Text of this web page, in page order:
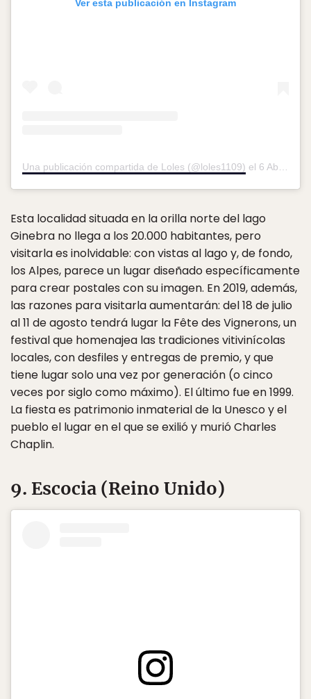
Ver esta publicación en Instagram
Una publicación compartida de Loles (@loles1109) el 6 Abr, 2018 a las 12:08 PDT
Esta localidad situada en la orilla norte del lago
Ginebra no llega a los 20.000 habitantes, pero
visitarla es inolvidable: con vistas al lago y, de fondo,
los Alpes, parece un lugar diseñado específicamente
para crear postales con su imagen. En 2019, además,
las razones para visitarla aumentarán: del 18 de julio
al 11 de agosto tendrá lugar la Fête des Vignerons, un
festival que homenajea las tradiciones vitivinícolas
locales, con desfiles y entregas de premio, y que
tiene lugar solo una vez por generación (o cinco
veces por siglo como máximo). El último fue en 1999.
La fiesta es patrimonio inmaterial de la Unesco y el
pueblo el lugar en el que se exilió y murió Charles
Chaplin.
9. Escocia (Reino Unido)